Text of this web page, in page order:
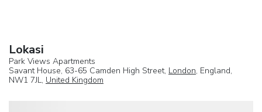
Lokasi
Park Views Apartments
Savant House, 63-65 Camden High Street, London, England,
NW1 7JL, United Kingdom